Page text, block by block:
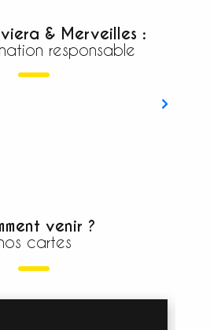
& Merveilles :
responsable
venir ?
cartes